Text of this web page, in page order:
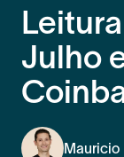
Julho
Mauricio